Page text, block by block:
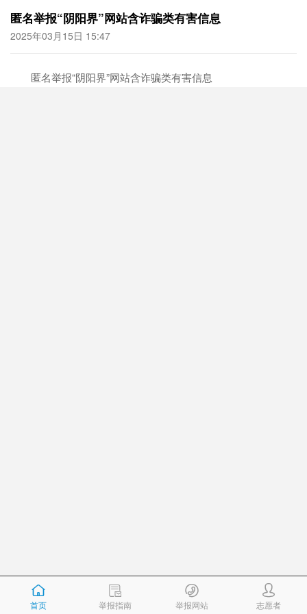
首页 举报指南 举报网站 志愿者
匿名举报“阴阳界”网站含诈骗类有害信息
2025年03月15日 15:47
匿名举报“阴阳界”网站含诈骗类有害信息